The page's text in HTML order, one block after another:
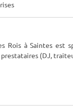
Rois à Saintes est
(DJ,